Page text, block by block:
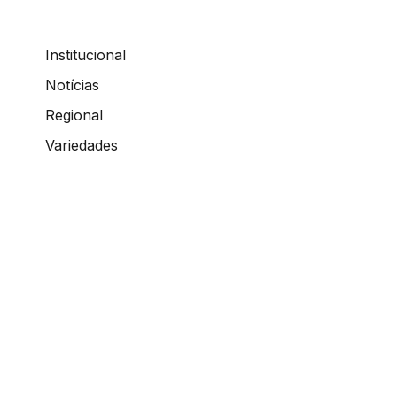
Institucional
Notícias
Regional
Variedades